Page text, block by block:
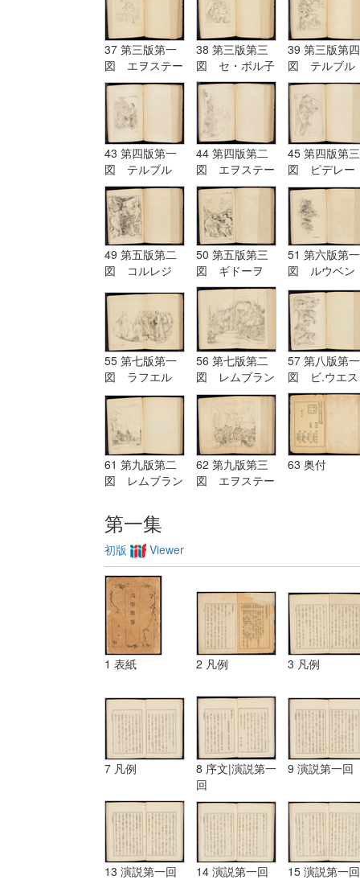
37 第三版第一
図 エヲステー
ド Aostade
38 第三版第三
図 セ・ボル子
ツト I.Burnet
39 第三版第四
図 テルブル
グ terburg
43 第四版第一
図 テルブル
グ Terburg
44 第四版第二
図 エヲステー
ド Aostade
45 第四版第三
図 ピデレー
ル PDeLwer
49 第五版第二
図 コルレジ
50 第五版第三
図 ギドーヲ
Guido
51 第六版第一
図 ルウベン
ス Reubens
55 第七版第一
図 ラフエル
Raffaelle
56 第七版第二
図 レムブラン
ド Rembrandt
57 第八版第一
図 ビ.ウエス
ト B.West
61 第九版第二
図 レムブラン
62 第九版第三
図 エヲステー
63 奥付
第一集
初版 Viewer
1 表紙 2 凡例 3 凡例
7 凡例
8 序文|演説第一
回
9 演説第一回
13 演説第一回 14 演説第一回 15 演説第一回